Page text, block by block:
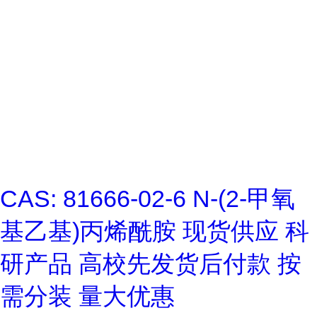
CAS: 81666-02-6 N-(2-甲氧
基乙基)丙烯酰胺 现货供应 科
研产品 高校先发货后付款 按
需分装 量大优惠